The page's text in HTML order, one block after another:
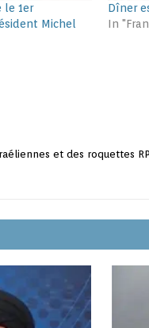
le 1er
Michel
Dîner
In
et des roquettes